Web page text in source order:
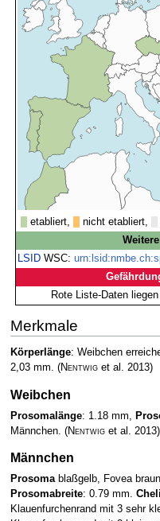
etabliert, nicht etabliert,
LSID WSC:
Rote Liste-Daten
Merkmale
Körperlänge: Weibchen
2,03 mm. (Nentwiget al. 2013)
Weibchen
Prosomalänge: 1.18 mm,
Männchen. (Nentwiget al. 2013)
Männchen
Prosomablaßgelb, Fovea
Prosomabreite: 0.79 mm.
Klauenfurchenrand mit 3 sehr